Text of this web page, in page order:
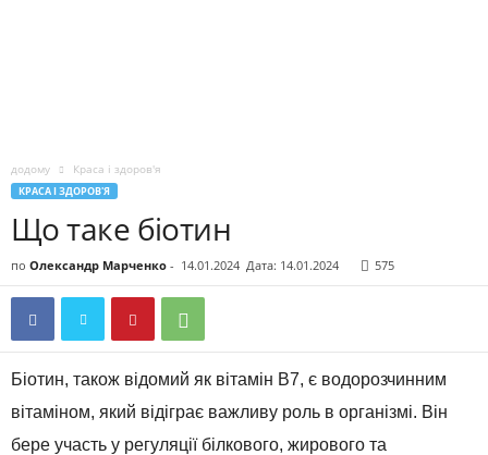
додому Краса і здоров'я
КРАСА І ЗДОРОВ'Я
Що таке біотин
по Олександр Марченко - 14.01.2024 Дата: 14.01.2024 575
Біотин, також відомий як вітамін B7, є водорозчинним
вітаміном, який відіграє важливу роль в організмі. Він
бере участь у регуляції білкового, жирового та